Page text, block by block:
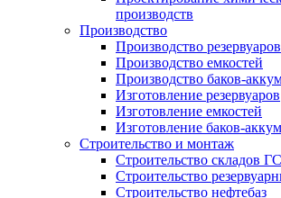
производств
Производство
Производство резервуаров
Производство емкостей
Производство баков-
Изготовление резервуаров
Изготовление емкостей
Изготовление баков-
Строительство и монтаж
Строительство складов
Строительство
Строительство нефтебаз